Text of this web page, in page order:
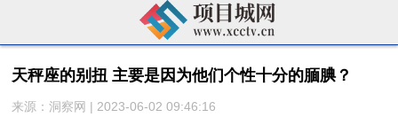
天秤座的别扭 主要是因为他们个性十分的腼腆？
来源：洞察网 | 2023-06-02 09:46:16